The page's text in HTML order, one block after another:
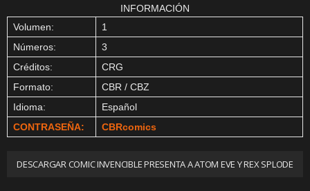
INFORMACIÓN
Volumen:
1
Números:
3
Créditos:
CRG
Formato:
CBR / CBZ
Idioma:
Español
CONTRASEÑA:
CBRcomics
DESCARGAR COMIC INVENCIBLE PRESENTA A ATOM EVE Y REX SPLODE